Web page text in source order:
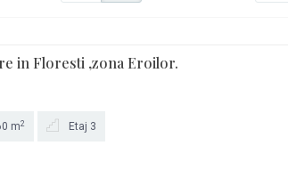
in Floresti ,zona Eroilor.
m2 Etaj 3